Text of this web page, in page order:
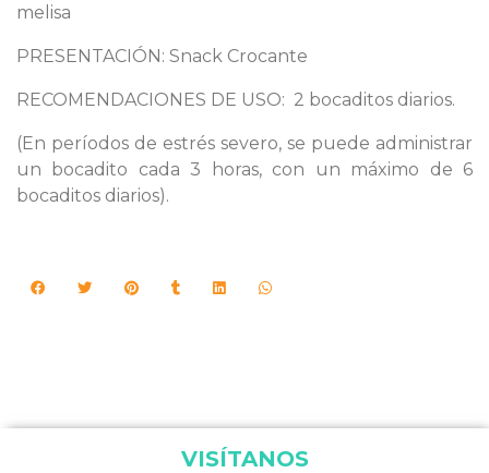
melisa
PRESENTACIÓN: Snack Crocante
RECOMENDACIONES DE USO: 2 bocaditos diarios.
(En períodos de estrés severo, se puede administrar
un bocadito cada 3 horas, con un máximo de 6
bocaditos diarios).
VISÍTANOS